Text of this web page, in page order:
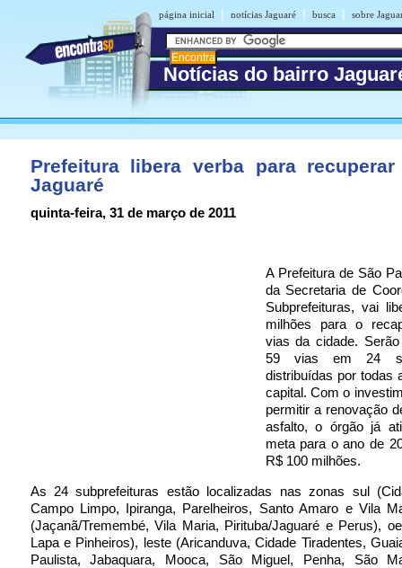
página inicial | notícias Jaguaré | busca | sobre
Notícias do bairro
Prefeitura libera verba para
Jaguaré
quinta-feira, 31 de março de 2011
A Prefeitura de São
da Secretaria de
Subprefeituras, vai
milhões para o
vias da cidade. Serão
59 vias em 24
distribuídas por todas
capital. Com o
permitir a renovação
asfalto, o órgão já
meta para o ano de
R$ 100 milhões.
As 24 subprefeituras estão localizadas nas zonas sul
Campo Limpo, Ipiranga, Parelheiros, Santo Amaro e Vila
(Jaçanã/Tremembé, Vila Maria, Pirituba/Jaguaré e Perus),
Lapa e Pinheiros), leste (Aricanduva, Cidade Tiradentes,
Paulista, Jabaquara, Mooca, São Miguel, Penha, São